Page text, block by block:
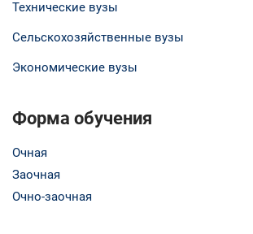
Технические вузы
Сельскохозяйственные вузы
Экономические вузы
Форма обучения
Очная
Заочная
Очно-заочная